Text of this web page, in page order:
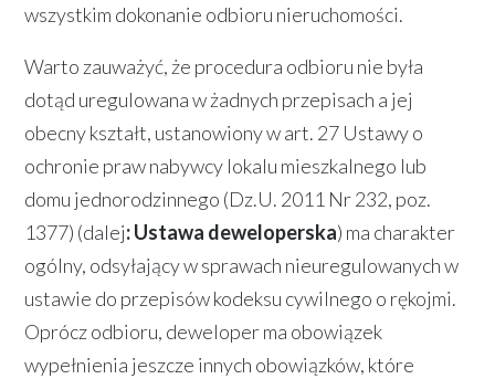
wszystkim dokonanie odbioru nieruchomości.
Warto zauważyć, że procedura odbioru nie była
dotąd uregulowana w żadnych przepisach a jej
obecny kształt, ustanowiony w art. 27 Ustawy o
ochronie praw nabywcy lokalu mieszkalnego lub
domu jednorodzinnego (Dz.U. 2011 Nr 232, poz.
1377) (dalej: Ustawa deweloperska) ma charakter
ogólny, odsyłający w sprawach nieuregulowanych w
ustawie do przepisów kodeksu cywilnego o rękojmi.
Oprócz odbioru, deweloper ma obowiązek
wypełnienia jeszcze innych obowiązków, które